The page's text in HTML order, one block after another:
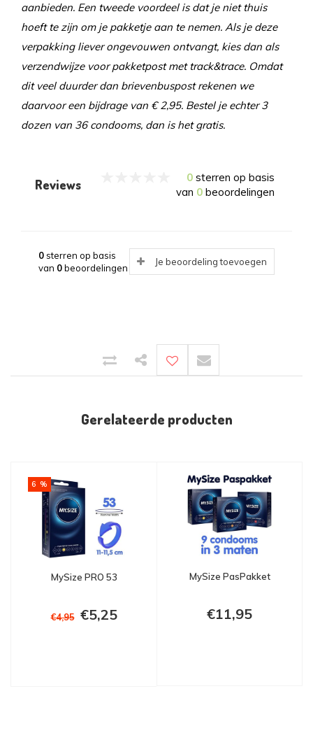
aanbieden. Een tweede voordeel is dat je niet thuis
hoeft te zijn om je pakketje aan te nemen. Als je deze
verpakking liever ongevouwen ontvangt, kies dan als
verzendwijze voor pakketpost met track&trace. Omdat
dit veel duurder dan brievenbuspost rekenen we
daarvoor een bijdrage van € 2,95. Bestel je echter 3
dozen van 36 condooms, dan is het gratis.
Reviews 0 sterren op basis
van 0 beoordelingen
0sterren op basis
van 0beoordelingen
Je beoordeling toevoegen
Gerelateerde producten
6 %
MySize PRO 53
€4,95 €5,25
MySize PasPakket
€11,95